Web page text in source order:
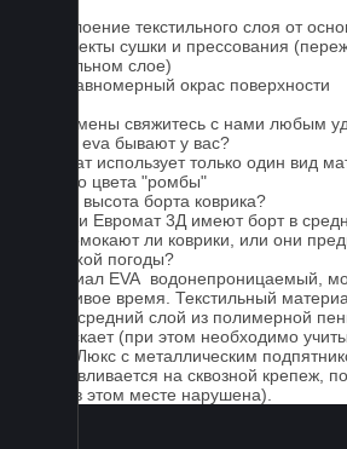
1. Отслоение текстильного слоя от
2. Дефекты сушки и прессования
текстильном слое)
3. Неравномерный окрас поверхности
Для замены свяжитесь с нами любым
Серые eva бывают у вас?
Евромат использует только один вид
черного цвета "ромбы"
Какова высота борта коврика?
Коврики Евромат 3Д имеют борт в
Не промокают ли коврики, или они
для сухой погоды?
Материал EVA водонепроницаемый,
дождливое время. Текстильный
имеет средний слой из полимерной
пропускает (при этом необходимо
серии Люкс с металлическим
устанавливается на сквозной крепеж,
ковра в этом месте нарушена).